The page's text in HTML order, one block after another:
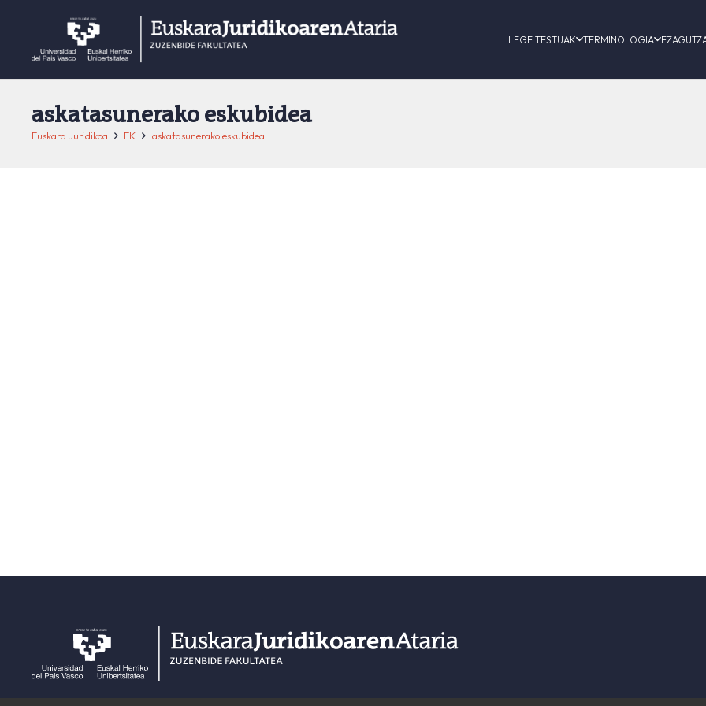
LEGE TESTUAK TERMINOLOGIA
askatasunerako eskubidea
Euskara Juridikoa EK askatasunerako eskubidea